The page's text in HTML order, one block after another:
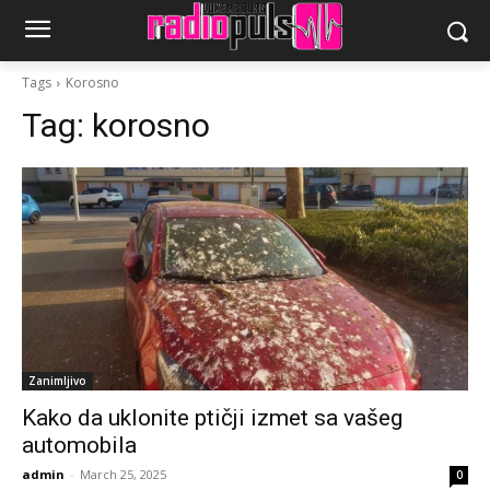
Tags Korosno
Tag: korosno
Zanimljivo
Kako da uklonite ptičji izmet sa vašeg
automobila
admin - March 25, 2025 0